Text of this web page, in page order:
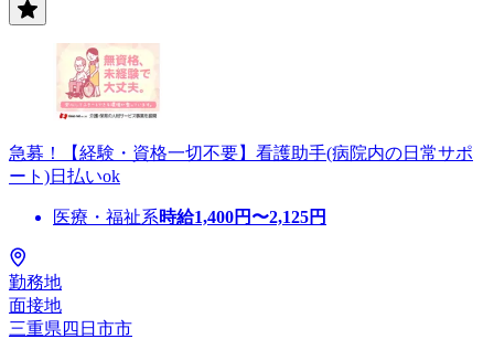
急募！【経験・資格一切不要】看護助手(病院内の日常サポ
ート)日払いok
医療・福祉系時給1,400円〜2,125円
勤務地
面接地
三重県四日市市